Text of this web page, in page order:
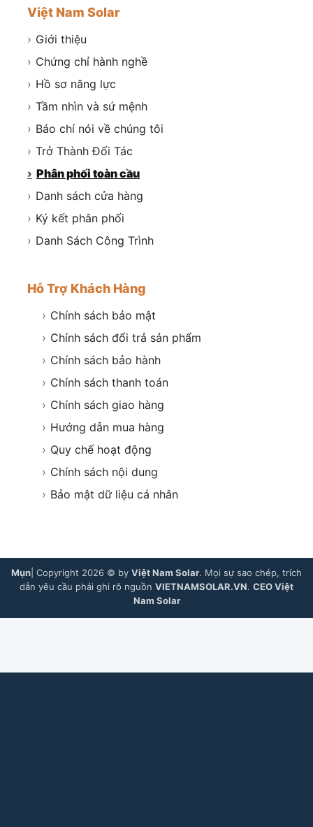
Việt Nam Solar
› Giới thiệu
› Chứng chỉ hành nghề
› Hồ sơ năng lực
› Tầm nhìn và sứ mệnh
› Báo chí nói về chúng tôi
› Trở Thành Đối Tác
› Phân phối toàn cầu
› Danh sách cửa hàng
› Ký kết phân phối
› Danh Sách Công Trình
Hỗ Trợ Khách Hàng
› Chính sách bảo mật
› Chính sách đổi trả sản phẩm
› Chính sách bảo hành
› Chính sách thanh toán
› Chính sách giao hàng
› Hướng dẫn mua hàng
› Quy chế hoạt động
› Chính sách nội dung
› Bảo mật dữ liệu cá nhân
Mụn | Copyright 2026 © by Việt Nam Solar. Mọi sự sao chép, trích
dẫn yêu cầu phải ghi rõ nguồn VIETNAMSOLAR.VN. CEO Việt
Nam Solar